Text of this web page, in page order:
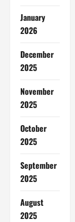
January
2026
December
2025
November
2025
October
2025
September
2025
August
2025